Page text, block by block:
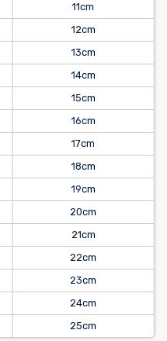
11cm
12cm
13cm
14cm
15cm
16cm
17cm
18cm
19cm
20cm
21cm
22cm
23cm
24cm
25cm